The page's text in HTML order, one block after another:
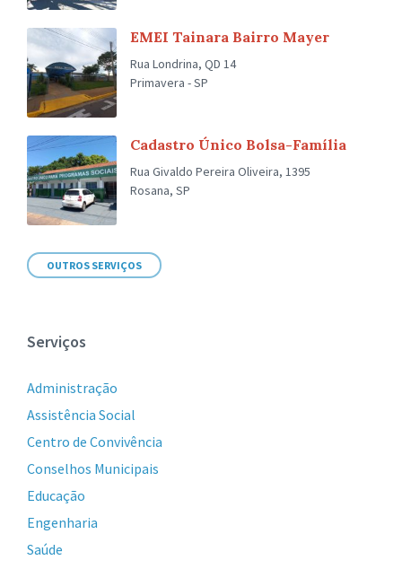
EMEI Tainara Bairro Mayer
Rua Londrina, QD 14
Primavera - SP
Cadastro Único Bolsa-Família
Rua Givaldo Pereira Oliveira, 1395
Rosana, SP
OUTROS SERVIÇOS
Serviços
Administração
Assistência Social
Centro de Convivência
Conselhos Municipais
Educação
Engenharia
Saúde